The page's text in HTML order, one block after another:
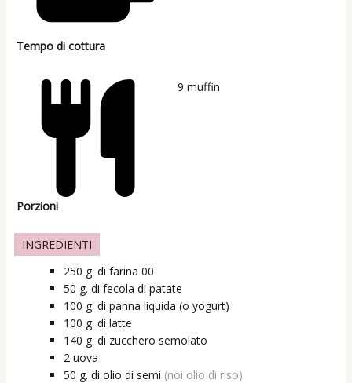
Tempo di cottura
Porzioni
9 muffin
INGREDIENTI
250 g. di farina 00
50 g. di fecola di patate
100 g. di panna liquida (o yogurt)
100 g. di latte
140 g. di zucchero semolato
2 uova
50 g. di olio di semi (noi olio di riso)